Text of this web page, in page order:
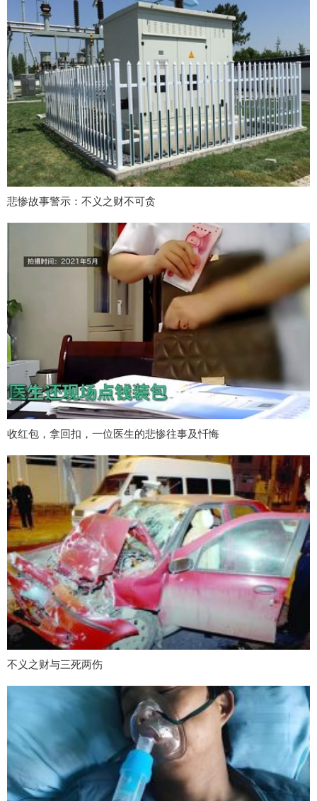
悲惨故事警示：不义之财不可贪
收红包，拿回扣，一位医生的悲惨往事及忏悔
不义之财与三死两伤